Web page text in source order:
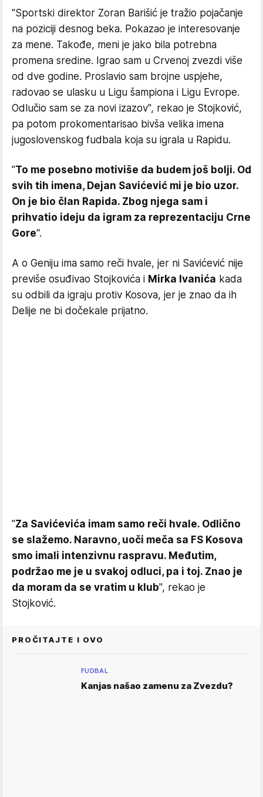
"Sportski direktor Zoran Barišić je tražio pojačanje
na poziciji desnog beka. Pokazao je interesovanje
za mene. Takođe, meni je jako bila potrebna
promena sredine. Igrao sam u Crvenoj zvezdi više
od dve godine. Proslavio sam brojne uspjehe,
radovao se ulasku u Ligu šampiona i Ligu Evrope.
Odlučio sam se za novi izazov", rekao je Stojković,
pa potom prokomentarisao bivša velika imena
jugoslovenskog fudbala koja su igrala u Rapidu.
"To me posebno motiviše da budem još bolji. Od
svih tih imena, Dejan Savićević mi je bio uzor.
On je bio član Rapida. Zbog njega sam i
prihvatio ideju da igram za reprezentaciju Crne
Gore“.
A o Geniju ima samo reči hvale, jer ni Savićević nije
previše osuđivao Stojkovića i Mirka Ivanića kada
su odbili da igraju protiv Kosova, jer je znao da ih
Delije ne bi dočekale prijatno.
"Za Savićevića imam samo reči hvale. Odlično
se slažemo. Naravno, uoči meča sa FS Kosova
smo imali intenzivnu raspravu. Međutim,
podržao me je u svakoj odluci, pa i toj. Znao je
da moram da se vratim u klub", rekao je
Stojković.
PROČITAJTE I OVO
FUDBAL
Kanjas našao zamenu za Zvezdu?